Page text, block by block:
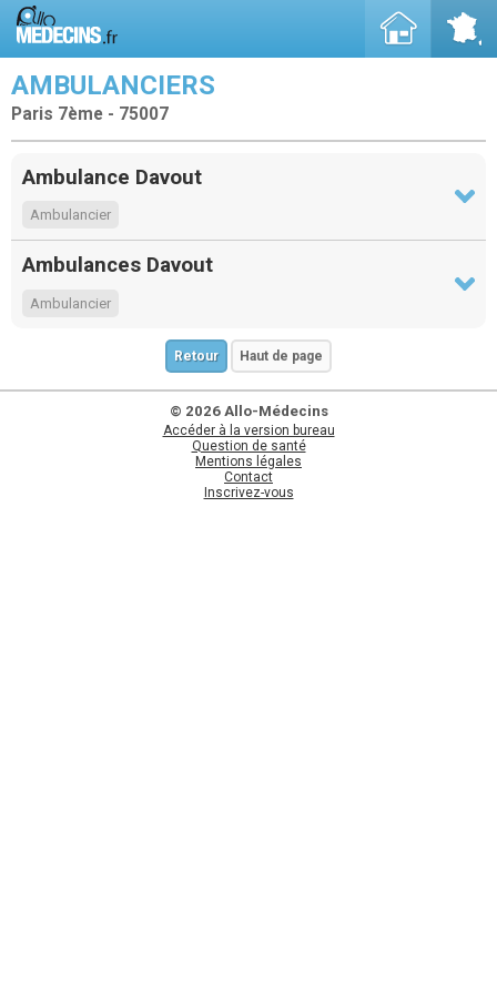
AMBULANCIERS
Paris 7ème - 75007
Ambulance Davout
Ambulancier
Ambulances Davout
Ambulancier
Retour Haut de page
© 2026 Allo-Médecins
Accéder à la version bureau
Question de santé
Mentions légales
Contact
Inscrivez-vous